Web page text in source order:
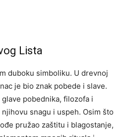
Lista
duboku simboliku. U drevnoj
je bio znak pobede i slave.
pobednika, filozofa i
snagu i uspeh. Osim što
pružao zaštitu i blagostanje,